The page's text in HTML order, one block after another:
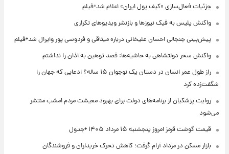
جزئیات فعال‌سازی «کیف پول ایران» اعلام شد+فیلم
واکنش پلیس به فیک نیوزها و بازنشر ویدیوهای تکراری
پیش‌بینی جنجالی احسان علیخانی درباره میثاقی و فردوسی پور وایرال شد+فیلم
واکنش سحر دولتشاهی به حاشیه‌ها: قصد توهین به اذان را نداشتم
راز طول عمر انسان در دستان یک نوجوان ۱۵ ساله؟ ادعایی که جهان را
شگفت‌زده کرد
روایت پزشکیان از برنامه‌های دولت برای بهبود معیشت مردم امشب منتشر
می‌شود
قیمت گوشت قرمز امروز پنجشنبه ۱۵ مرداد ۱۴۰۵ +جدول
بازار مسکن در مرداد آرام گرفت؛ کاهش تحرک خریداران و فروشندگان